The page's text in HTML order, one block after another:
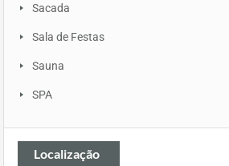
Sacada
Sala de Festas
Sauna
SPA
Localização